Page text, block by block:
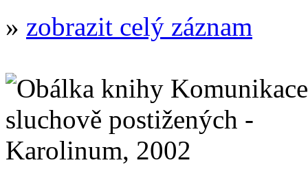
» zobrazit celý záznam